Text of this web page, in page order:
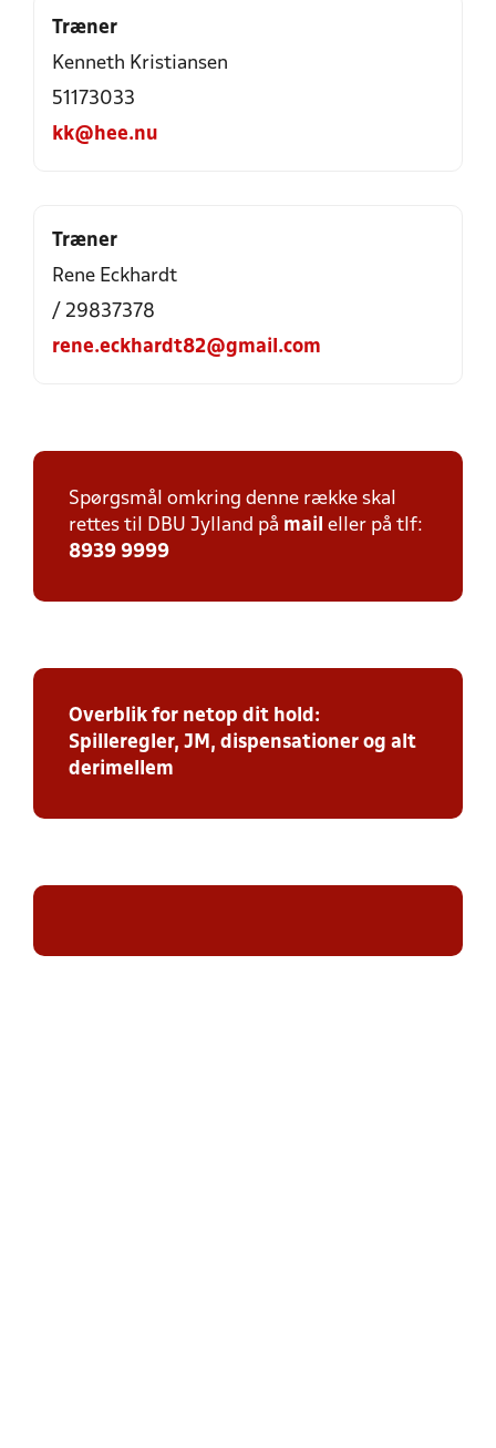
Træner
Kenneth Kristiansen
51173033
kk@hee.nu
Træner
Rene Eckhardt
/ 29837378
rene.eckhardt82@gmail.com
Spørgsmål omkring denne række skal
rettes til DBU Jylland på mail eller på tlf:
8939 9999
Overblik for netop dit hold:
Spilleregler, JM, dispensationer og alt
derimellem